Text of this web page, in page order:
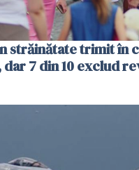
străinătate trimit în
dar 7 din 10 exclud